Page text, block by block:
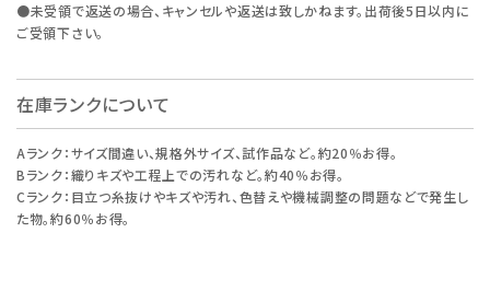
●未受領で返送の場合、キャンセルや返送は致しかねます。出荷後5日以内に
ご受領下さい。
在庫ランクについて
Aランク：サイズ間違い、規格外サイズ、試作品など。約20％お得。
Bランク：織りキズや工程上での汚れなど。約40％お得。
Cランク：目立つ糸抜けやキズや汚れ、色替えや機械調整の問題などで発生し
た物。約60％お得。